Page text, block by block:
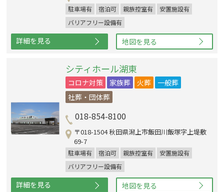
駐車場有 宿泊可 親族控室有
安置施設有
バリアフリー設備有
詳細を見る 地図を見る
シティホール湖東
コロナ対策 家族葬 火葬
一般葬
社葬・団体葬
018-854-8100
〒018-1504 秋田県潟上市飯田川飯塚字上堤敷
69-7
駐車場有 宿泊可 親族控室有
安置施設有
バリアフリー設備有
詳細を見る 地図を見る